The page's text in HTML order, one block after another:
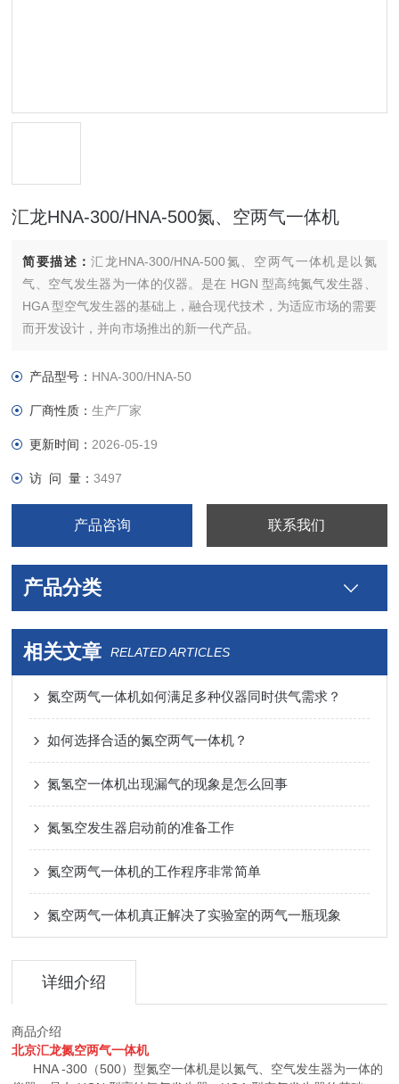
汇龙HNA-300/HNA-500氮、空两气一体机
简要描述：汇龙HNA-300/HNA-500氮、空两气一体机是以氮
气、空气发生器为一体的仪器。是在 HGN 型高纯氮气发生器、
HGA 型空气发生器的基础上，融合现代技术，为适应市场的需要
而开发设计，并向市场推出的新一代产品。
产品型号： HNA-300/HNA-50
厂商性质：生产厂家
更新时间： 2026-05-19
访 问 量：3497
产品咨询 联系我们
产品分类
相关文章 RELATED ARTICLES
氮空两气一体机如何满足多种仪器同时供气需求？
如何选择合适的氮空两气一体机？
氮氢空一体机出现漏气的现象是怎么回事
氮氢空发生器启动前的准备工作
氮空两气一体机的工作程序非常简单
氮空两气一体机真正解决了实验室的两气一瓶现象
详细介绍
商品介绍
北京汇龙氮空两气一体机
HNA -300（500）型氮空一体机是以氮气、空气发生器为一体的